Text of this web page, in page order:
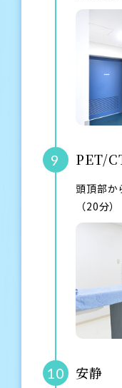
9 PET/
頭頂部か
（20分）
10 安静